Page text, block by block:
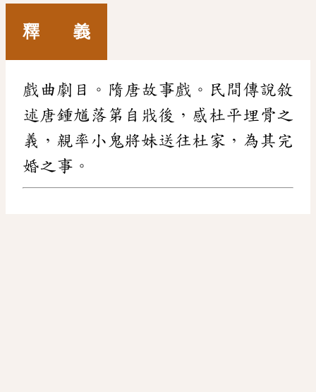
釋 義
戲曲劇目。隋唐故事戲。民間傳說敘
述唐鍾馗落第自戕後，感杜平埋骨之
義，親率小鬼將妹送往杜家，為其完
婚之事。